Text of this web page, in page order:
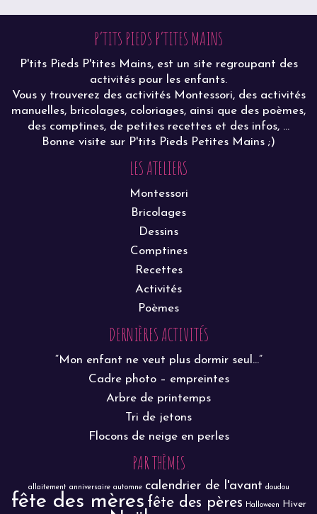
P’TITS PIEDS P’TITES MAINS
P'tits Pieds P'tites Mains, est un site regroupant des
activités pour les enfants.
Vous y trouverez des activités Montessori, des activités
manuelles, bricolages, coloriages, ainsi que des poèmes,
des comptines, de petites recettes et des infos, ...
Bonne visite sur P'tits Pieds Petites Mains ;)
LES ATELIERS
Montessori
Bricolages
Dessins
Comptines
Recettes
Activités
Poèmes
DERNIÈRES ACTIVITÉS
“Mon enfant ne veut plus dormir seul…”
Cadre photo – empreintes
Arbre de printemps
Tri de jetons
Flocons de neige en perles
PAR THÈMES
allaitement anniversaire automne calendrier de l'avant doudou
fête des mères fête des pères Halloween Hiver